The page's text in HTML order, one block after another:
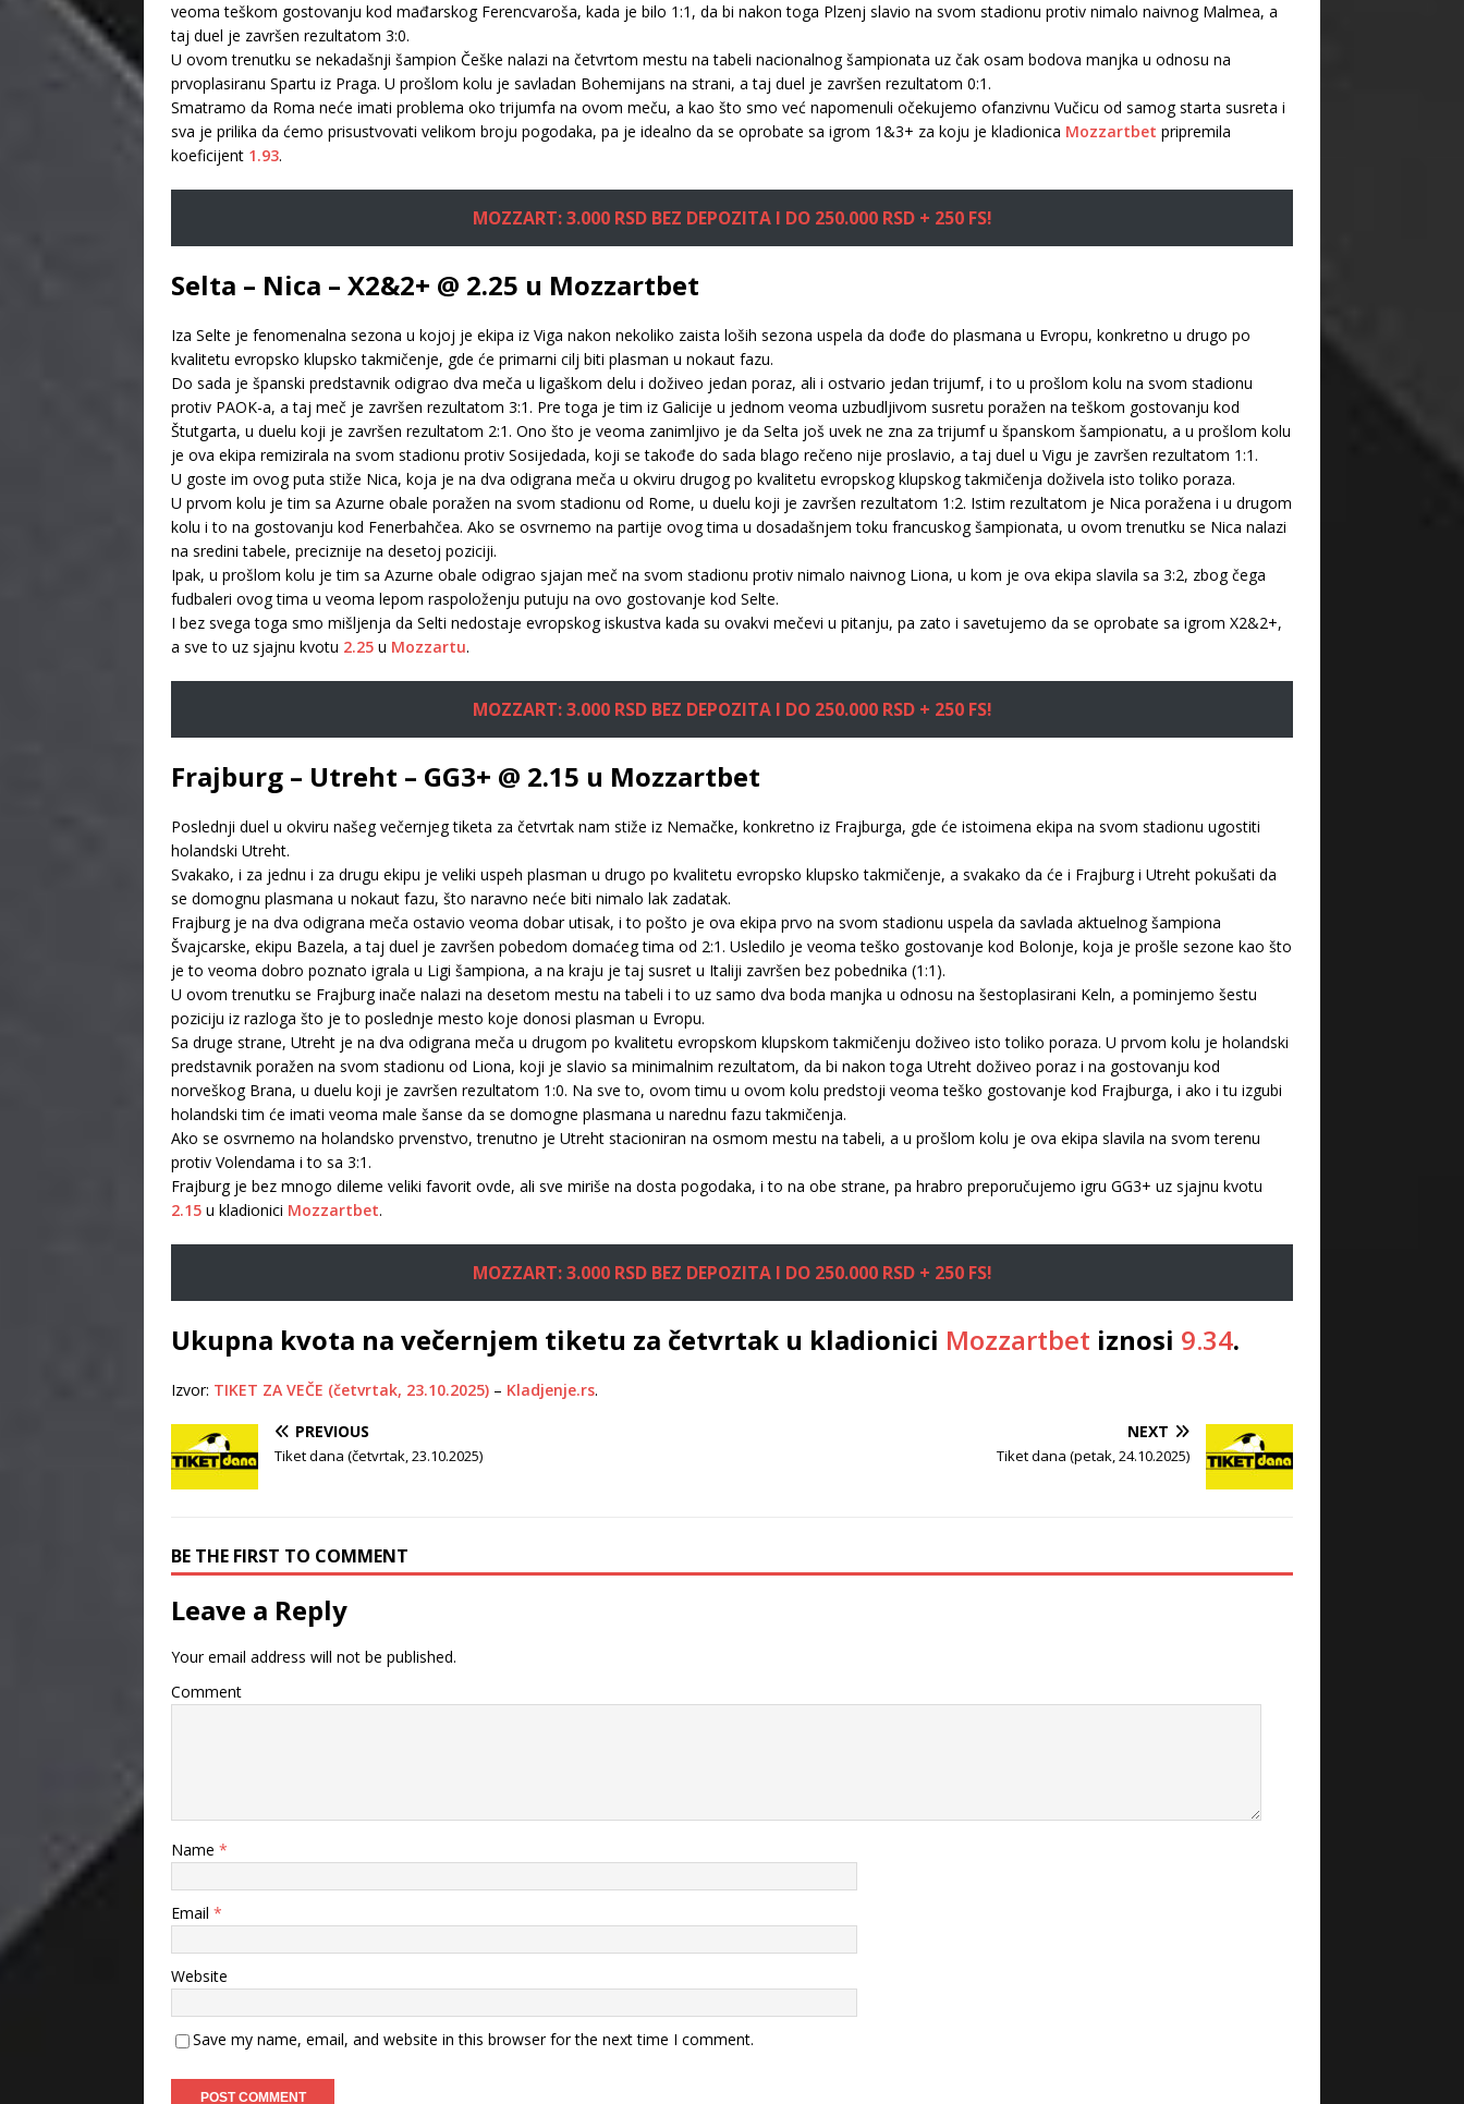
veoma teškom gostovanju kod mađarskog Ferencvaroša, kada je bilo 1:1, da bi nakon toga Plzenj slavio na svom stadionu protiv nimalo naivnog Malmea, a
taj duel je završen rezultatom 3:0.
U ovom trenutku se nekadašnji šampion Češke nalazi na četvrtom mestu na tabeli nacionalnog šampionata uz čak osam bodova manjka u odnosu na
prvoplasiranu Spartu iz Praga. U prošlom kolu je savladan Bohemijans na strani, a taj duel je završen rezultatom 0:1.
Smatramo da Roma neće imati problema oko trijumfa na ovom meču, a kao što smo već napomenuli očekujemo ofanzivnu Vučicu od samog starta susreta i
sva je prilika da ćemo prisustvovati velikom broju pogodaka, pa je idealno da se oprobate sa igrom 1&3+ za koju je kladionica Mozzartbet pripremila
koeficijent 1.93.
MOZZART: 3.000 RSD BEZ DEPOZITA I DO 250.000 RSD + 250 FS!
Selta – Nica – X2&2+ @ 2.25 u Mozzartbet
Iza Selte je fenomenalna sezona u kojoj je ekipa iz Viga nakon nekoliko zaista loših sezona uspela da dođe do plasmana u Evropu, konkretno u drugo po
kvalitetu evropsko klupsko takmičenje, gde će primarni cilj biti plasman u nokaut fazu.
Do sada je španski predstavnik odigrao dva meča u ligaškom delu i doživeo jedan poraz, ali i ostvario jedan trijumf, i to u prošlom kolu na svom stadionu
protiv PAOK-a, a taj meč je završen rezultatom 3:1. Pre toga je tim iz Galicije u jednom veoma uzbudljivom susretu poražen na teškom gostovanju kod
Štutgarta, u duelu koji je završen rezultatom 2:1. Ono što je veoma zanimljivo je da Selta još uvek ne zna za trijumf u španskom šampionatu, a u prošlom kolu
je ova ekipa remizirala na svom stadionu protiv Sosijedada, koji se takođe do sada blago rečeno nije proslavio, a taj duel u Vigu je završen rezultatom 1:1.
U goste im ovog puta stiže Nica, koja je na dva odigrana meča u okviru drugog po kvalitetu evropskog klupskog takmičenja doživela isto toliko poraza.
U prvom kolu je tim sa Azurne obale poražen na svom stadionu od Rome, u duelu koji je završen rezultatom 1:2. Istim rezultatom je Nica poražena i u drugom
kolu i to na gostovanju kod Fenerbahčea. Ako se osvrnemo na partije ovog tima u dosadašnjem toku francuskog šampionata, u ovom trenutku se Nica nalazi
na sredini tabele, preciznije na desetoj poziciji.
Ipak, u prošlom kolu je tim sa Azurne obale odigrao sjajan meč na svom stadionu protiv nimalo naivnog Liona, u kom je ova ekipa slavila sa 3:2, zbog čega
fudbaleri ovog tima u veoma lepom raspoloženju putuju na ovo gostovanje kod Selte.
I bez svega toga smo mišljenja da Selti nedostaje evropskog iskustva kada su ovakvi mečevi u pitanju, pa zato i savetujemo da se oprobate sa igrom X2&2+,
a sve to uz sjajnu kvotu 2.25 u Mozzartu.
MOZZART: 3.000 RSD BEZ DEPOZITA I DO 250.000 RSD + 250 FS!
Frajburg – Utreht – GG3+ @ 2.15 u Mozzartbet
Poslednji duel u okviru našeg večernjeg tiketa za četvrtak nam stiže iz Nemačke, konkretno iz Frajburga, gde će istoimena ekipa na svom stadionu ugostiti
holandski Utreht.
Svakako, i za jednu i za drugu ekipu je veliki uspeh plasman u drugo po kvalitetu evropsko klupsko takmičenje, a svakako da će i Frajburg i Utreht pokušati da
se domognu plasmana u nokaut fazu, što naravno neće biti nimalo lak zadatak.
Frajburg je na dva odigrana meča ostavio veoma dobar utisak, i to pošto je ova ekipa prvo na svom stadionu uspela da savlada aktuelnog šampiona
Švajcarske, ekipu Bazela, a taj duel je završen pobedom domaćeg tima od 2:1. Usledilo je veoma teško gostovanje kod Bolonje, koja je prošle sezone kao što
je to veoma dobro poznato igrala u Ligi šampiona, a na kraju je taj susret u Italiji završen bez pobednika (1:1).
U ovom trenutku se Frajburg inače nalazi na desetom mestu na tabeli i to uz samo dva boda manjka u odnosu na šestoplasirani Keln, a pominjemo šestu
poziciju iz razloga što je to poslednje mesto koje donosi plasman u Evropu.
Sa druge strane, Utreht je na dva odigrana meča u drugom po kvalitetu evropskom klupskom takmičenju doživeo isto toliko poraza. U prvom kolu je holandski
predstavnik poražen na svom stadionu od Liona, koji je slavio sa minimalnim rezultatom, da bi nakon toga Utreht doživeo poraz i na gostovanju kod
norveškog Brana, u duelu koji je završen rezultatom 1:0. Na sve to, ovom timu u ovom kolu predstoji veoma teško gostovanje kod Frajburga, i ako i tu izgubi
holandski tim će imati veoma male šanse da se domogne plasmana u narednu fazu takmičenja.
Ako se osvrnemo na holandsko prvenstvo, trenutno je Utreht stacioniran na osmom mestu na tabeli, a u prošlom kolu je ova ekipa slavila na svom terenu
protiv Volendama i to sa 3:1.
Frajburg je bez mnogo dileme veliki favorit ovde, ali sve miriše na dosta pogodaka, i to na obe strane, pa hrabro preporučujemo igru GG3+ uz sjajnu kvotu
2.15 u kladionici Mozzartbet.
MOZZART: 3.000 RSD BEZ DEPOZITA I DO 250.000 RSD + 250 FS!
Ukupna kvota na večernjem tiketu za četvrtak u kladionici Mozzartbet iznosi 9.34.
Izvor: TIKET ZA VEČE (četvrtak, 23.10.2025) – Kladjenje.rs.
PREVIOUS
Tiket dana (četvrtak, 23.10.2025)
NEXT
Tiket dana (petak, 24.10.2025)
BE THE FIRST TO COMMENT
Leave a Reply
Your email address will not be published.
Comment
Name *
Email *
Website
Save my name, email, and website in this browser for the next time I comment.